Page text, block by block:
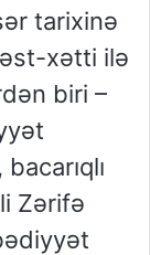
tarixinə
xətti ilə
biri –
Zərifə